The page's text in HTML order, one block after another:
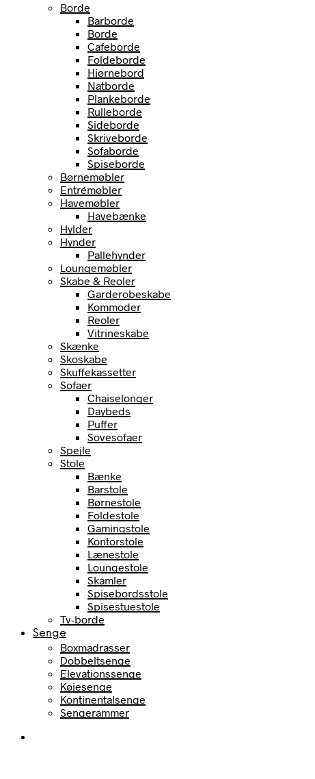
Borde
Barborde
Borde
Cafeborde
Foldeborde
Hjørnebord
Natborde
Plankeborde
Rulleborde
Sideborde
Skriveborde
Sofaborde
Spiseborde
Børnemøbler
Entrémøbler
Havemøbler
Havebænke
Hylder
Hynder
Pallehynder
Loungemøbler
Skabe & Reoler
Garderobeskabe
Kommoder
Reoler
Vitrineskabe
Skænke
Skoskabe
Skuffekassetter
Sofaer
Chaiselonger
Daybeds
Puffer
Sovesofaer
Spejle
Stole
Bænke
Barstole
Børnestole
Foldestole
Gamingstole
Kontorstole
Lænestole
Loungestole
Skamler
Spisebordsstole
Spisestuestole
Tv-borde
Senge
Boxmadrasser
Dobbeltsenge
Elevationssenge
Køjesenge
Kontinentalsenge
Sengerammer